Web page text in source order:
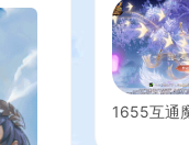
整理单机
像端
端+全套源
权后台+详
1655互通